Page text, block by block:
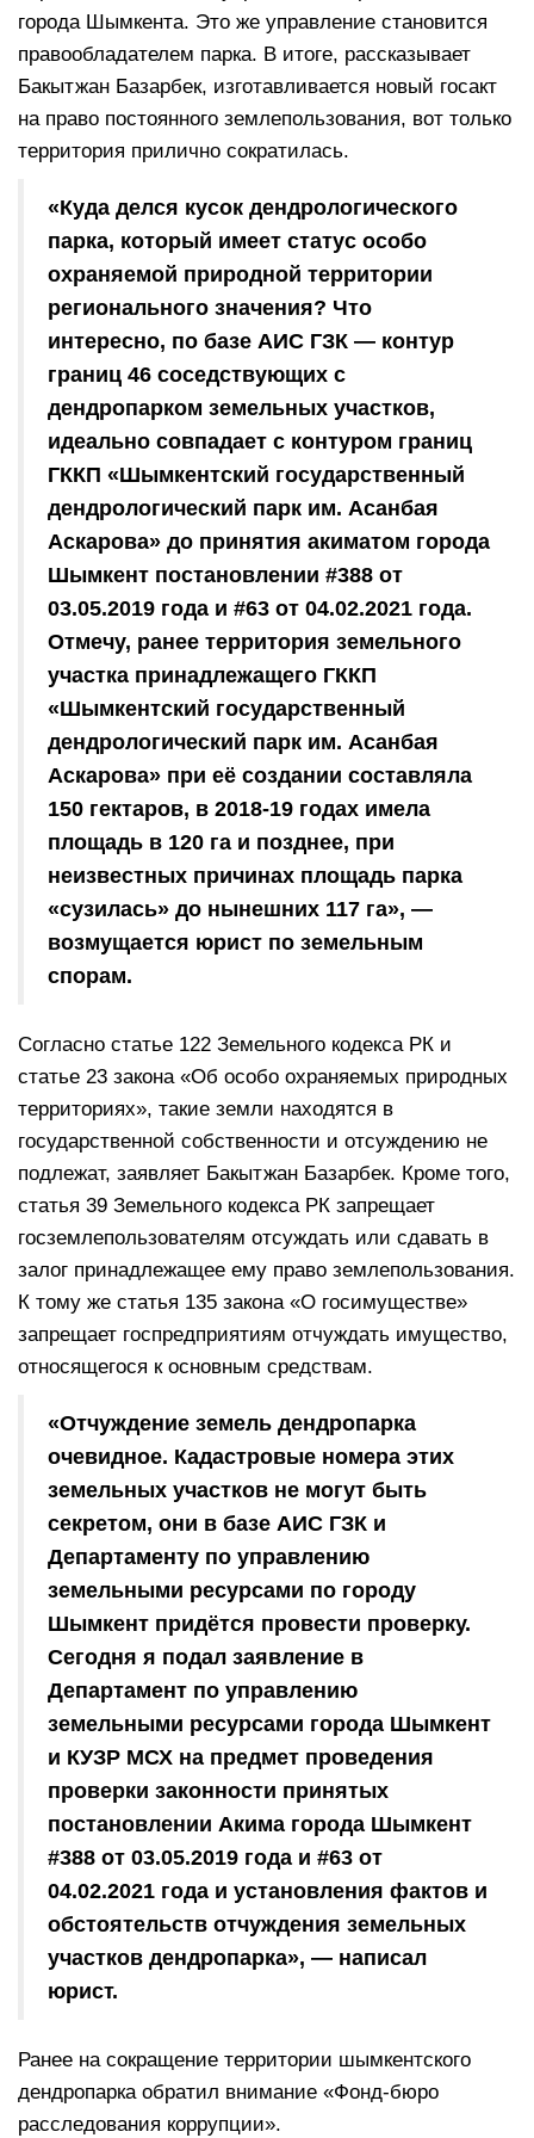
города Шымкента. Это же управление становится
правообладателем парка. В итоге, рассказывает
Бакытжан Базарбек, изготавливается новый госакт
на право постоянного землепользования, вот только
территория прилично сократилась.
«Куда делся кусок дендрологического
парка, который имеет статус особо
охраняемой природной территории
регионального значения? Что
интересно, по базе АИС ГЗК — контур
границ 46 соседствующих с
дендропарком земельных участков,
идеально совпадает с контуром границ
ГККП «Шымкентский государственный
дендрологический парк им. Асанбая
Аскарова» до принятия акиматом города
Шымкент постановлении #388 от
03.05.2019 года и #63 от 04.02.2021 года.
Отмечу, ранее территория земельного
участка принадлежащего ГККП
«Шымкентский государственный
дендрологический парк им. Асанбая
Аскарова» при её создании составляла
150 гектаров, в 2018-19 годах имела
площадь в 120 га и позднее, при
неизвестных причинах площадь парка
«сузилась» до нынешних 117 га», —
возмущается юрист по земельным
спорам.
Согласно статье 122 Земельного кодекса РК и
статье 23 закона «Об особо охраняемых природных
территориях», такие земли находятся в
государственной собственности и отсуждению не
подлежат, заявляет Бакытжан Базарбек. Кроме того,
статья 39 Земельного кодекса РК запрещает
госземлепользователям отсуждать или сдавать в
залог принадлежащее ему право землепользования.
К тому же статья 135 закона «О госимуществе»
запрещает госпредприятиям отчуждать имущество,
относящегося к основным средствам.
«Отчуждение земель дендропарка
очевидное. Кадастровые номера этих
земельных участков не могут быть
секретом, они в базе АИС ГЗК и
Департаменту по управлению
земельными ресурсами по городу
Шымкент придётся провести проверку.
Сегодня я подал заявление в
Департамент по управлению
земельными ресурсами города Шымкент
и КУЗР МСХ на предмет проведения
проверки законности принятых
постановлении Акима города Шымкент
#388 от 03.05.2019 года и #63 от
04.02.2021 года и установления фактов и
обстоятельств отчуждения земельных
участков дендропарка», — написал
юрист.
Ранее на сокращение территории шымкентского
дендропарка обратил внимание «Фонд-бюро
расследования коррупции».